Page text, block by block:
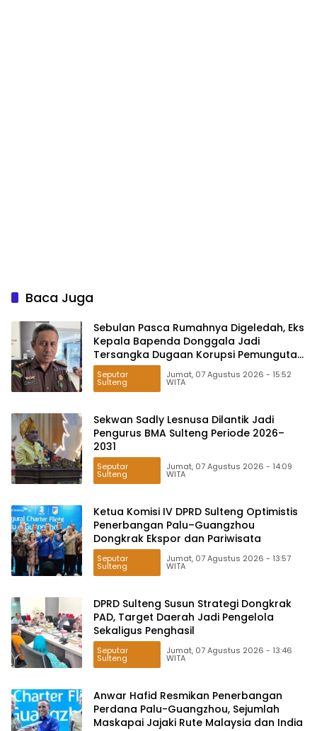
Baca Juga
Sebulan Pasca Rumahnya Digeledah, Eks
Kepala Bapenda Donggala Jadi
Tersangka Dugaan Korupsi Pemungutan
Pajak Pertambangan
Seputar
Sulteng
Jumat, 07 Agustus 2026 - 15:52
WITA
Sekwan Sadly Lesnusa Dilantik Jadi
Pengurus BMA Sulteng Periode 2026–
2031
Seputar
Sulteng
Jumat, 07 Agustus 2026 - 14:09
WITA
Ketua Komisi IV DPRD Sulteng Optimistis
Penerbangan Palu–Guangzhou
Dongkrak Ekspor dan Pariwisata
Seputar
Sulteng
Jumat, 07 Agustus 2026 - 13:57
WITA
DPRD Sulteng Susun Strategi Dongkrak
PAD, Target Daerah Jadi Pengelola
Sekaligus Penghasil
Seputar
Sulteng
Jumat, 07 Agustus 2026 - 13:46
WITA
Anwar Hafid Resmikan Penerbangan
Perdana Palu-Guangzhou, Sejumlah
Maskapai Jajaki Rute Malaysia dan India